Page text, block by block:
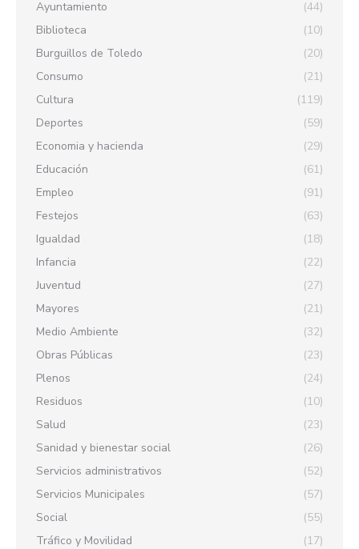
Ayuntamiento
(44)
Biblioteca
(10)
Burguillos de Toledo
(20)
Consumo
(21)
Cultura
(119)
Deportes
(59)
Economia y hacienda
(29)
Educación
(61)
Empleo
(91)
Festejos
(63)
Igualdad
(18)
Infancia
(22)
Juventud
(27)
Mayores
(21)
Medio Ambiente
(32)
Obras Públicas
(23)
Plenos
(24)
Residuos
(10)
Salud
(23)
Sanidad y bienestar social
(26)
Servicios administrativos
(52)
Servicios Municipales
(57)
Social
(55)
Tráfico y Movilidad
(17)